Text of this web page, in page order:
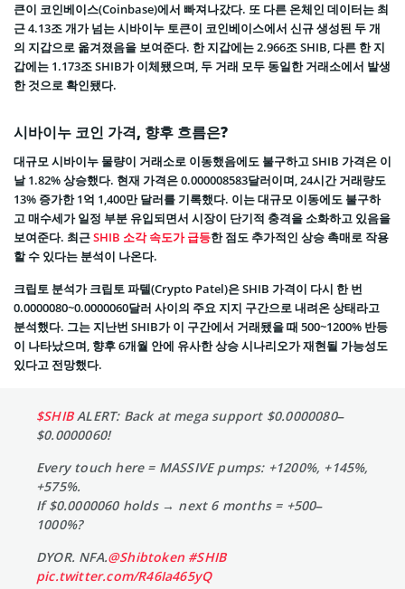
큰이 코인베이스(Coinbase)에서 빠져나갔다. 또 다른 온체인 데이터는 최
근 4.13조 개가 넘는 시바이누 토큰이 코인베이스에서 신규 생성된 두 개
의 지갑으로 옮겨졌음을 보여준다. 한 지갑에는 2.966조 SHIB, 다른 한 지
갑에는 1.173조 SHIB가 이체됐으며, 두 거래 모두 동일한 거래소에서 발생
한 것으로 확인됐다.
시바이누 코인 가격, 향후 흐름은?
대규모 시바이누 물량이 거래소로 이동했음에도 불구하고 SHIB 가격은 이
날 1.82% 상승했다. 현재 가격은 0.000008583달러이며, 24시간 거래량도
13% 증가한 1억 1,400만 달러를 기록했다. 이는 대규모 이동에도 불구하
고 매수세가 일정 부분 유입되면서 시장이 단기적 충격을 소화하고 있음을
보여준다. 최근SHIB 소각 속도가 급등한 점도 추가적인 상승 촉매로 작용
할 수 있다는 분석이 나온다.
크립토 분석가 크립토 파텔(Crypto Patel)은 SHIB 가격이 다시 한 번
0.0000080~0.0000060달러 사이의 주요 지지 구간으로 내려온 상태라고
분석했다. 그는 지난번 SHIB가 이 구간에서 거래됐을 때 500~1200% 반등
이 나타났으며, 향후 6개월 안에 유사한 상승 시나리오가 재현될 가능성도
있다고 전망했다.
$SHIBALERT: Back at mega support $0.0000080–
$0.0000060!
Every touch here = MASSIVE pumps: +1200%, +145%,
+575%.
If $0.0000060 holds → next 6 months = +500–
1000%?
DYOR. NFA.@Shibtoken #SHIB
pic.twitter.com/R46Ia465yQ